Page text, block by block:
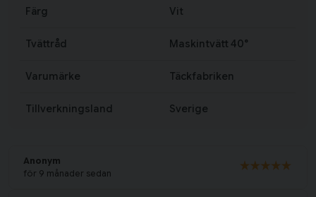
Färg Vit
Tvättråd Maskintvätt 40°
Varumärke Täckfabriken
Tillverkningsland Sverige
Anonym
för 9 månader sedan